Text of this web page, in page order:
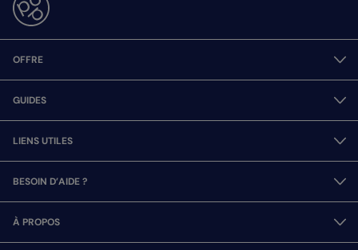
OFFRE
GUIDES
LIENS UTILES
BESOIN D’AIDE ?
À PROPOS